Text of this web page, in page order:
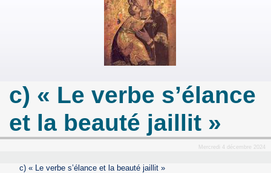
c) « Le verbe s’élance
et la beauté jaillit »
Mercredi 4 décembre 2024
c) « Le verbe s’élance et la beauté jaillit »